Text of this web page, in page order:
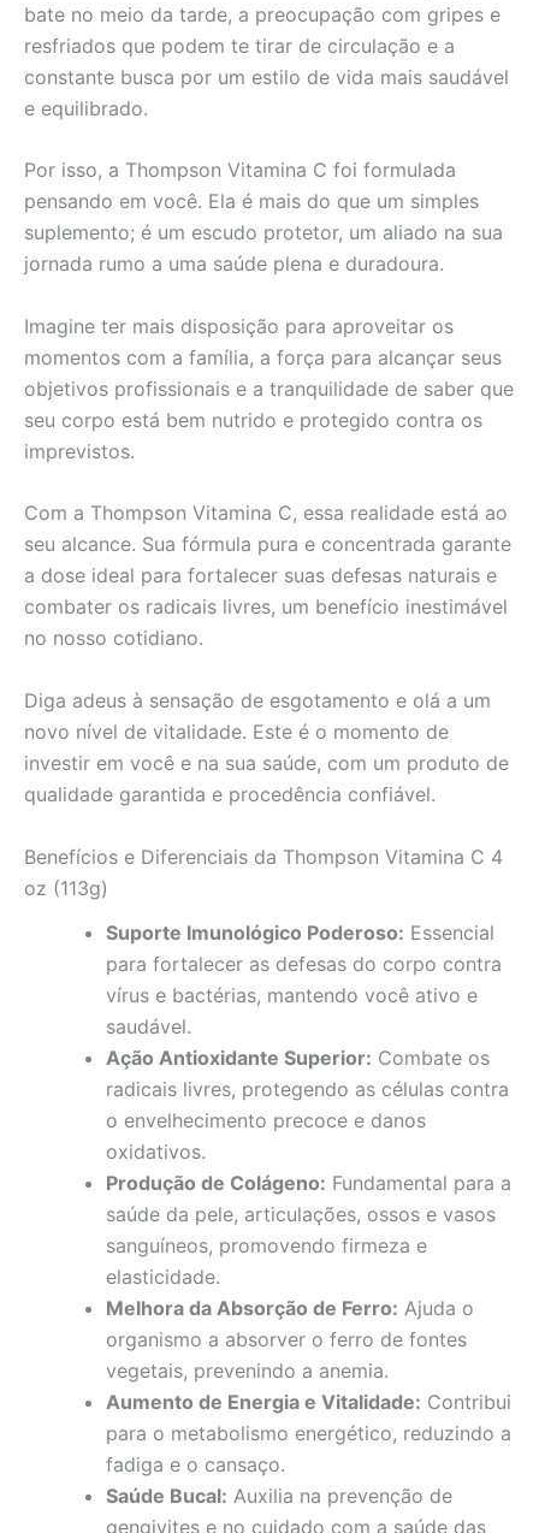
bate no meio da tarde, a preocupação com gripes e
resfriados que podem te tirar de circulação e a
constante busca por um estilo de vida mais saudável
e equilibrado.
Por isso, a Thompson Vitamina C foi formulada
pensando em você. Ela é mais do que um simples
suplemento; é um escudo protetor, um aliado na sua
jornada rumo a uma saúde plena e duradoura.
Imagine ter mais disposição para aproveitar os
momentos com a família, a força para alcançar seus
objetivos profissionais e a tranquilidade de saber que
seu corpo está bem nutrido e protegido contra os
imprevistos.
Com a Thompson Vitamina C, essa realidade está ao
seu alcance. Sua fórmula pura e concentrada garante
a dose ideal para fortalecer suas defesas naturais e
combater os radicais livres, um benefício inestimável
no nosso cotidiano.
Diga adeus à sensação de esgotamento e olá a um
novo nível de vitalidade. Este é o momento de
investir em você e na sua saúde, com um produto de
qualidade garantida e procedência confiável.
Benefícios e Diferenciais da Thompson Vitamina C 4
oz (113g)
Suporte Imunológico Poderoso: Essencial
para fortalecer as defesas do corpo contra
vírus e bactérias, mantendo você ativo e
saudável.
Ação Antioxidante Superior: Combate os
radicais livres, protegendo as células contra
o envelhecimento precoce e danos
oxidativos.
Produção de Colágeno: Fundamental para a
saúde da pele, articulações, ossos e vasos
sanguíneos, promovendo firmeza e
elasticidade.
Melhora da Absorção de Ferro: Ajuda o
organismo a absorver o ferro de fontes
vegetais, prevenindo a anemia.
Aumento de Energia e Vitalidade: Contribui
para o metabolismo energético, reduzindo a
fadiga e o cansaço.
Saúde Bucal: Auxilia na prevenção de
gengivites e no cuidado com a saúde das